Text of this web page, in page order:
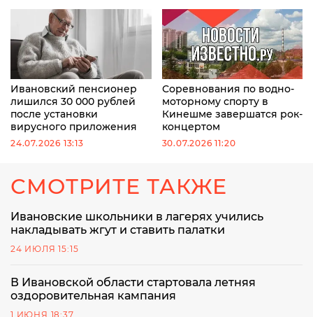
Ивановский пенсионер
лишился 30 000 рублей
после установки
вирусного приложения
24.07.2026 13:13
Соревнования по водно-
моторному спорту в
Кинешме завершатся рок-
концертом
30.07.2026 11:20
СМОТРИТЕ ТАКЖЕ
Ивановские школьники в лагерях учились
накладывать жгут и ставить палатки
24 ИЮЛЯ 15:15
В Ивановской области стартовала летняя
оздоровительная кампания
1 ИЮНЯ 18:37